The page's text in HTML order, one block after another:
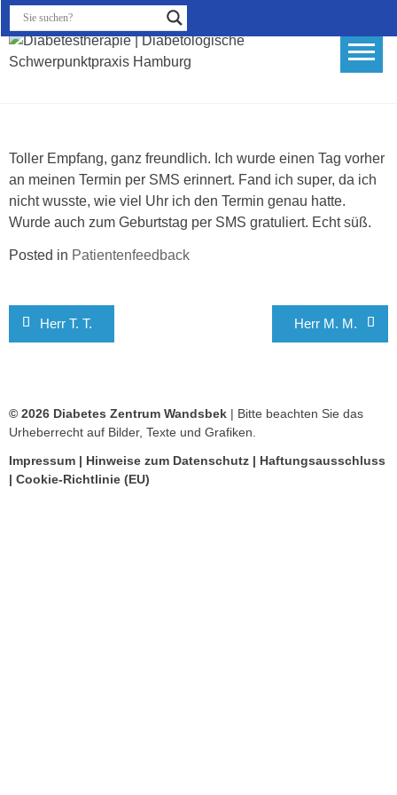
Skip
to
Schwerpunktpraxis Hamburg
Toller Empfang, ganz freundlich. Ich wurde einen Tag vorher
an meinen Termin per SMS erinnert. Fand ich super, da ich
nicht wusste, wie viel Uhr ich den Termin genau hatte.
Wurde auch zum Geburtstag per SMS gratuliert. Echt süß.
Posted in Patientenfeedback
Beitragsnavigation
Herr T. T. Herr M. M.
© 2026 Diabetes Zentrum Wandsbek | Bitte beachten Sie das
Urheberrecht auf Bilder, Texte und Grafiken.
Impressum | Hinweise zum Datenschutz | Haftungsausschluss
| Cookie-Richtlinie (EU)